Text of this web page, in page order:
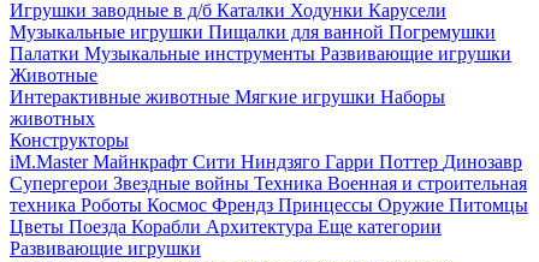
Игрушки заводные в д/б Каталки Ходунки Карусели
Музыкальные игрушки Пищалки для ванной Погремушки
Палатки Музыкальные инструменты Развивающие игрушки
Животные
Интерактивные животные Мягкие игрушки Наборы
животных
Конструкторы
iM.Master Майнкрафт Сити Ниндзяго Гарри Поттер Динозавр
Супергерои Звездные войны Техника Военная и строительная
техника Роботы Космос Френдз Принцессы Оружие Питомцы
Цветы Поезда Корабли Архитектура Еще категории
Развивающие игрушки